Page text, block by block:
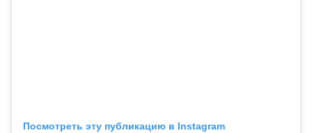
Посмотреть эту публикацию в Instagram